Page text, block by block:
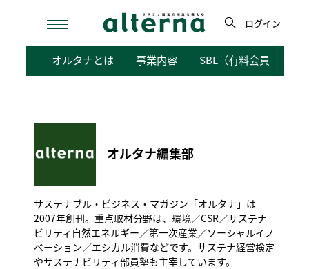
検
ログイン
オルタナとは 事業内容 SBL（有料会員向けサ
オルタナ編集部
サステナブル・ビジネス・マガジン「オルタナ」は
2007年創刊。重点取材分野は、環境／CSR／サステナ
ビリティ自然エネルギー／第一次産業／ソーシャルイノ
ベーション／エシカル消費などです。サステナ経営検定
やサステナビリティ部員塾も主宰しています。